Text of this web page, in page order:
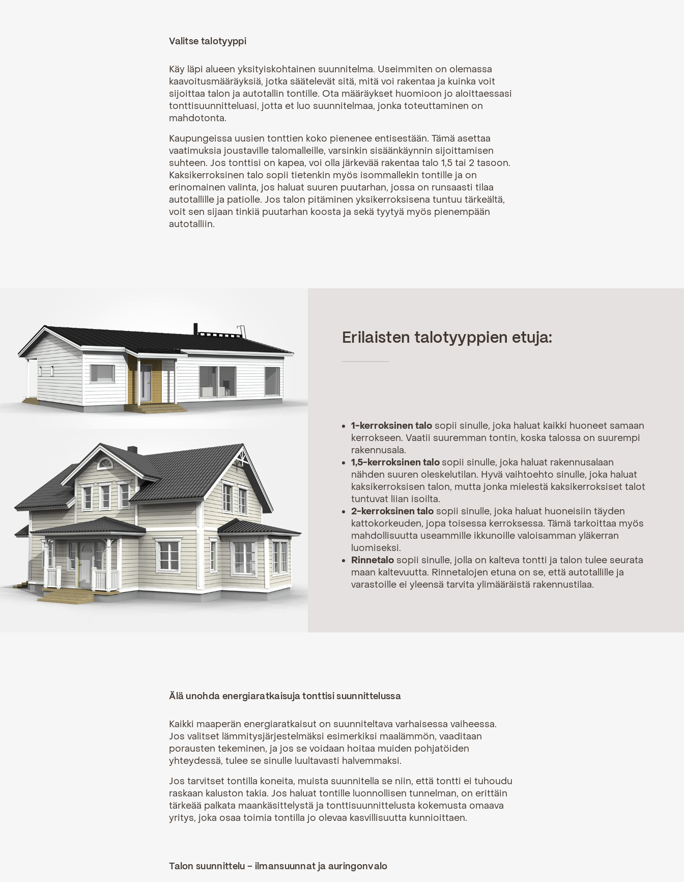
Valitse talotyyppi
Käy läpi alueen yksityiskohtainen suunnitelma. Useimmiten on olemassa
kaavoitusmääräyksiä, jotka säätelevät sitä, mitä voi rakentaa ja kuinka voit
sijoittaa talon ja autotallin tontille. Ota määräykset huomioon jo aloittaessasi
tonttisuunnitteluasi, jotta et luo suunnitelmaa, jonka toteuttaminen on
mahdotonta.
Kaupungeissa uusien tonttien koko pienenee entisestään. Tämä asettaa
vaatimuksia joustaville talomalleille, varsinkin sisäänkäynnin sijoittamisen
suhteen. Jos tonttisi on kapea, voi olla järkevää rakentaa talo 1,5 tai 2 tasoon.
Kaksikerroksinen talo sopii tietenkin myös isommallekin tontille ja on
erinomainen valinta, jos haluat suuren puutarhan, jossa on runsaasti tilaa
autotallille ja patiolle. Jos talon pitäminen yksikerroksisena tuntuu tärkeältä,
voit sen sijaan tinkiä puutarhan koosta ja sekä tyytyä myös pienempään
autotalliin.
Erilaisten talotyyppien etuja:
1-kerroksinen talo sopii sinulle, joka haluat kaikki huoneet samaan
kerrokseen. Vaatii suuremman tontin, koska talossa on suurempi
rakennusala.
1,5-kerroksinen talo sopii sinulle, joka haluat rakennusalaan
nähden suuren oleskelutilan. Hyvä vaihtoehto sinulle, joka haluat
kaksikerroksisen talon, mutta jonka mielestä kaksikerroksiset talot
tuntuvat liian isoilta.
2-kerroksinen talo sopii sinulle, joka haluat huoneisiin täyden
kattokorkeuden, jopa toisessa kerroksessa. Tämä tarkoittaa myös
mahdollisuutta useammille ikkunoille valoisamman yläkerran
luomiseksi.
Rinnetalo sopii sinulle, jolla on kalteva tontti ja talon tulee seurata
maan kaltevuutta. Rinnetalojen etuna on se, että autotallille ja
varastoille ei yleensä tarvita ylimääräistä rakennustilaa.
Älä unohda energiaratkaisuja tonttisi suunnittelussa
Kaikki maaperän energiaratkaisut on suunniteltava varhaisessa vaiheessa.
Jos valitset lämmitysjärjestelmäksi esimerkiksi maalämmön, vaaditaan
porausten tekeminen, ja jos se voidaan hoitaa muiden pohjatöiden
yhteydessä, tulee se sinulle luultavasti halvemmaksi.
Jos tarvitset tontilla koneita, muista suunnitella se niin, että tontti ei tuhoudu
raskaan kaluston takia. Jos haluat tontille luonnollisen tunnelman, on erittäin
tärkeää palkata maankäsittelystä jatonttisuunnittelusta kokemusta omaava
yritys, joka osaa toimia tontilla jo olevaa kasvillisuutta kunnioittaen.
Talon suunnittelu – ilmansuunnat ja auringonvalo